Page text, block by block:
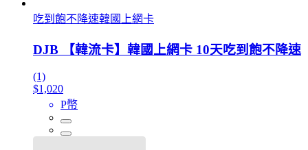
吃到飽不降速韓國上網卡
DJB 【韓流卡】韓國上網卡 10天吃到飽不降速
(1)
$1,020
P幣